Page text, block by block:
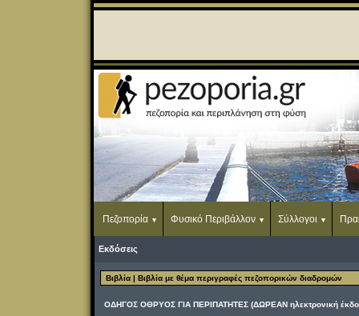
Πεζοπορία Φυσικό Περιβάλλον Σύλλογοι
Εκδόσεις
Βιβλία| Βιβλία με θέμα περιγραφές πεζοπορικών διαδρομών
ΟΔΗΓΟΣ ΟΘΡΥΟΣ ΓΙΑ ΠΕΡΙΠΑΤΗΤΕΣ (ΔΩΡΕΑΝ ηλεκτρονική